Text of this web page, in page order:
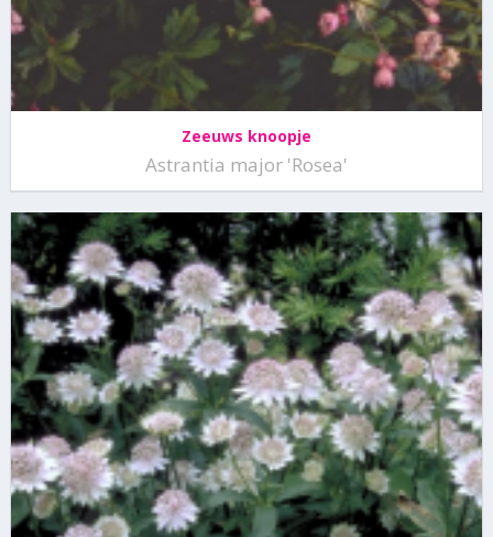
Zeeuws knoopje
Astrantia major 'Rosea'